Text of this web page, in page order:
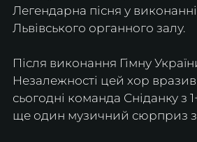
Легендарна пісня у
Львівського органного залу.
Після виконання Гімну
Незалежності цей хор вразив
сьогодні команда Сніданку з
ще один музичний сюрприз за